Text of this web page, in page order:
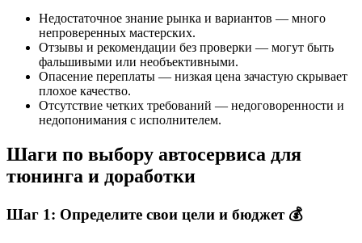
Недостаточное знание рынка и вариантов — много
непроверенных мастерских.
Отзывы и рекомендации без проверки — могут быть
фальшивыми или необъективными.
Опасение переплаты — низкая цена зачастую скрывает
плохое качество.
Отсутствие четких требований — недоговоренности и
недопонимания с исполнителем.
Шаги по выбору автосервиса для
тюнинга и доработки
Шаг 1: Определите свои цели и бюджет 💰